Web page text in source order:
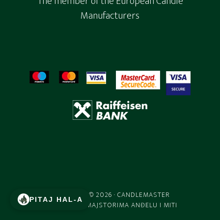
Manufacturers
COPYRIGHT © 2026 · CANDLEMASTER
POSVEĆENO MAJSTORIMA ANĐELU I MITI
PITAJ HAL-A